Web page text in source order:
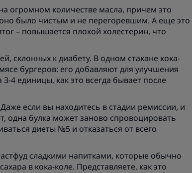
огромном количестве масла, причем это
было чистым и не перегоревшим. А еще это
– повышается плохой холестерин, что
склонных к диабету. В одном стакане кока-
бургеров: его добавляют для улучшения
4 единицы, как это всегда бывает после
если вы находитесь в стадии ремиссии, и
одна булка может заново спровоцировать
диеты №5 и отказаться от всего
сладкими напитками, которые обычно
в кока-коле. Представляете, как это